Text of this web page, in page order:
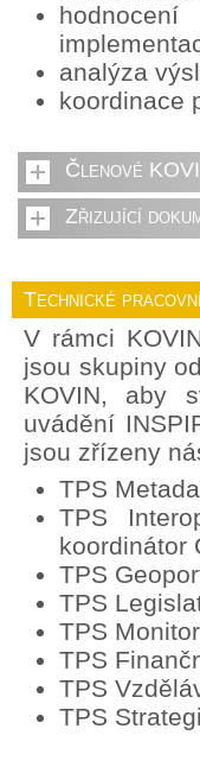
analýza
koordinace
Členové
Zřizující
Technické
V rámci
jsou skupiny
KOVIN, aby
uvádění
jsou zřízeny
TPS
TPS
koordinátor
TPS
TPS
TPS
TPS
TPS
TPS